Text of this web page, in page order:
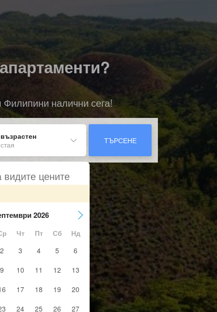
налични сега!
ТЪРСЕНЕ
цените
2026
Чт Пт Сб
Нд
2
3 4 5
6
9
10 11 12
13
17 18 19
20
24 25 26 27